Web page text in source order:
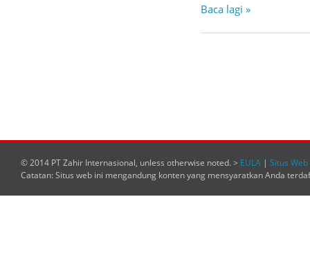
Baca lagi »
© 2014 PT Zahir Internasional, unless otherwise noted. > EULA | Situs
Catatan: Situs web ini mengandung konten yang mensyaratkan Anda